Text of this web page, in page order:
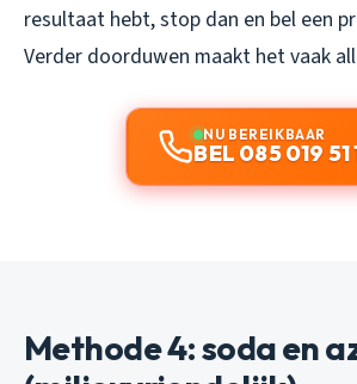
resultaat hebt, stop dan en bel een
Verder doorduwen maakt het vaak
NU BEREIKBAAR
BEL 085 019 51
Methode 4: soda en